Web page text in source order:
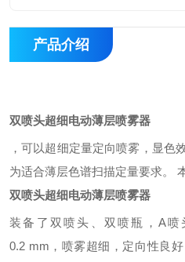
产品介绍
双喷头超细电动薄层喷雾器
，可以超细定量定向喷雾，显色
为适合薄层色谱扫描定量要求。
双喷头超细电动薄层喷雾器
装备了双喷头、双喷瓶，A
0.2 mm，喷雾超细，定向性良